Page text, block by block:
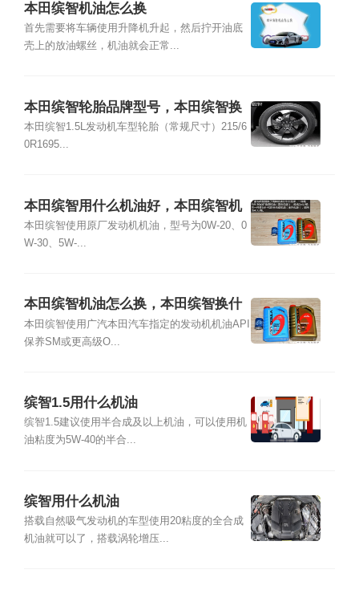
本田缤智机油怎么换
首先需要将车辆使用升降机升起，然后拧开油底
壳上的放油螺丝，机油就会正常...
本田缤智轮胎品牌型号，本田缤智换
什么轮胎好
本田缤智1.5L发动机车型轮胎（常规尺寸）215/6
0R1695...
本田缤智用什么机油好，本田缤智机
油型号
本田缤智使用原厂发动机机油，型号为0W-20、0
W-30、5W-...
本田缤智机油怎么换，本田缤智换什
么机油
本田缤智使用广汽本田汽车指定的发动机机油API
保养SM或更高级O...
缤智1.5用什么机油
缤智1.5建议使用半合成及以上机油，可以使用机
油粘度为5W-40的半合...
缤智用什么机油
搭载自然吸气发动机的车型使用20粘度的全合成
机油就可以了，搭载涡轮增压...